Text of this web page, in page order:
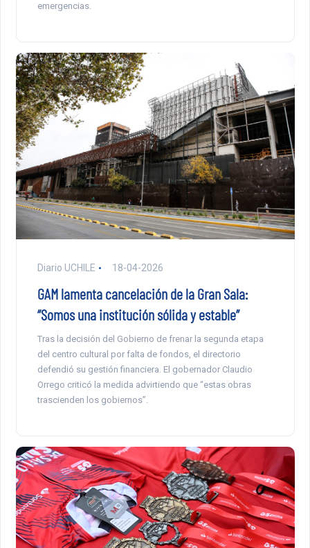
emergencias.
Diario UCHILE 18-04-2026
GAM lamenta cancelación de la Gran Sala:
“Somos una institución sólida y estable”
Tras la decisión del Gobierno de frenar la segunda etapa
del centro cultural por falta de fondos, el directorio
defendió su gestión financiera. El gobernador Claudio
Orrego criticó la medida advirtiendo que “estas obras
trascienden los gobiernos”.